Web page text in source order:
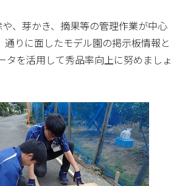
、芽かき、摘果等の管理作業が中心
通りに面したモデル園の掲示板情報と
タを活用して秀品率向上に努めましょ